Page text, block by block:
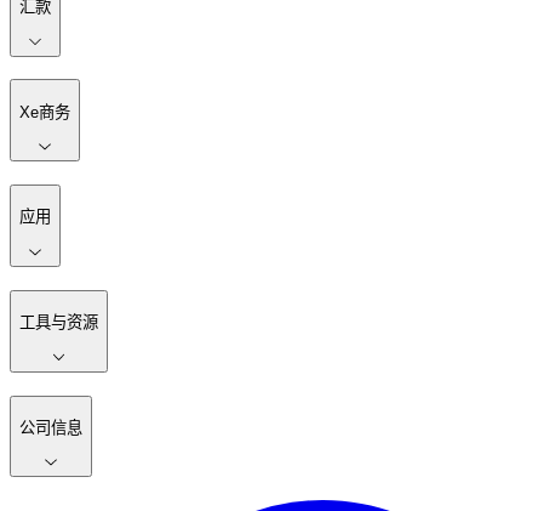
汇款
Xe商务
应用
工具与资源
公司信息